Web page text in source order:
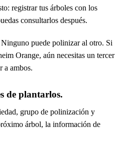
registrar tus árboles con los
consultarlos después.
Ninguno puede polinizar al otro. Si
Orange, aún necesitas un tercer
a ambos.
de plantarlos.
grupo de polinización y
árbol, la información de